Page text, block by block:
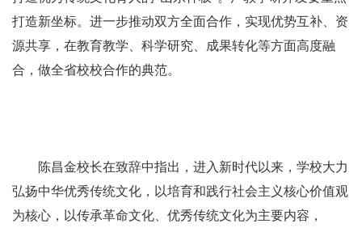
打造新坐标。进一步推动双方全面合作，实现优势互补、资
源共享，在教育教学、科学研究、成果转化等方面高度融
合，做全省校校合作的典范。
陈昌金校长在致辞中指出，进入新时代以来，学校大力
弘扬中华优秀传统文化，以培育和践行社会主义核心价值观
为核心，以传承革命文化、优秀传统文化为主要内容，